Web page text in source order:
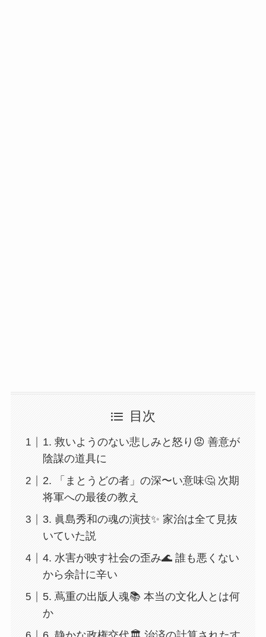
目次
1. 救いようのない悲しみと怒り😡 善意が
陰謀の道具に
2. 「まとうどの者」の深〜い意味🤔 次期
将軍への最後の教え
3. 眞島秀和の魂の演技✨ 家治は全て見抜
いていた説
4. 水害が映す社会の歪み🌊 誰も悪くない
から余計に辛い
5. 蔦重の出版人魂📚 本当の文化人とは何
か